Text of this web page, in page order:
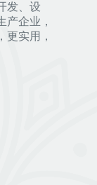
发、设
产企业，
更实用，